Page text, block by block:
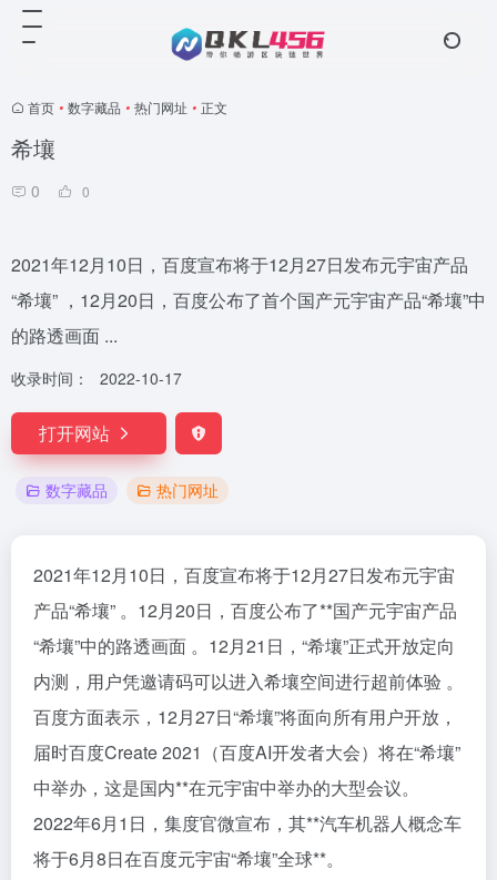
首页 • 数字藏品 • 热门网址 • 正文
希壤
0 0
2021年12月10日，百度宣布将于12月27日发布元宇宙产品
“希壤” ，12月20日，百度公布了首个国产元宇宙产品“希壤”中
的路透画面 ...
收录时间： 2022-10-17
打开网站
数字藏品 热门网址
2021年12月10日，百度宣布将于12月27日发布元宇宙
产品“希壤” 。12月20日，百度公布了**国产元宇宙产品
“希壤”中的路透画面 。12月21日，“希壤”正式开放定向
内测，用户凭邀请码可以进入希壤空间进行超前体验 。
百度方面表示，12月27日“希壤”将面向所有用户开放，
届时百度Create 2021（百度AI开发者大会）将在“希壤”
中举办，这是国内**在元宇宙中举办的大型会议。
2022年6月1日，集度官微宣布，其**汽车机器人概念车
将于6月8日在百度元宇宙“希壤”全球**。